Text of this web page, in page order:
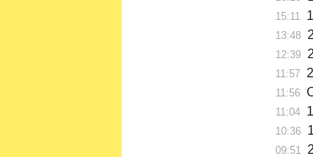
15:11
13:48
12:39
11:57
11:56
11:04
10:36
09:51